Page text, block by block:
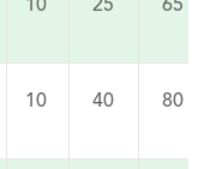
10 25 65
10 40 80